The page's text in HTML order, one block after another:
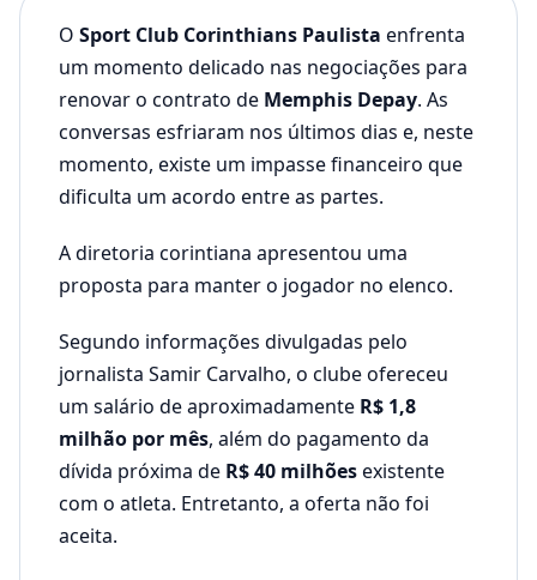
O Sport Club Corinthians Paulista enfrenta
um momento delicado nas negociações para
renovar o contrato de Memphis Depay. As
conversas esfriaram nos últimos dias e, neste
momento, existe um impasse financeiro que
dificulta um acordo entre as partes.
A diretoria corintiana apresentou uma
proposta para manter o jogador no elenco.
Segundo informações divulgadas pelo
jornalista Samir Carvalho, o clube ofereceu
um salário de aproximadamente R$ 1,8
milhão por mês, além do pagamento da
dívida próxima de R$ 40 milhõesexistente
com o atleta. Entretanto, a oferta não foi
aceita.